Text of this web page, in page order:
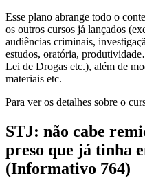
Esse plano abrange todo o
os outros cursos já lançados
audiências criminais,
estudos, oratória,
Lei de Drogas etc.), além de
materiais etc.
Para ver os detalhes sobre o
STJ: não cabe
preso que já tinha
(Informativo 764)